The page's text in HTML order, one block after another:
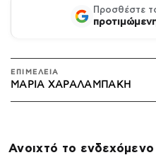
Προσθέστε
ΕΠΙΜΕΛΕΙΑ
ΜΑΡΊΑ ΧΑΡΑΛΑΜΠΆΚΗ
Ανοιχτό το